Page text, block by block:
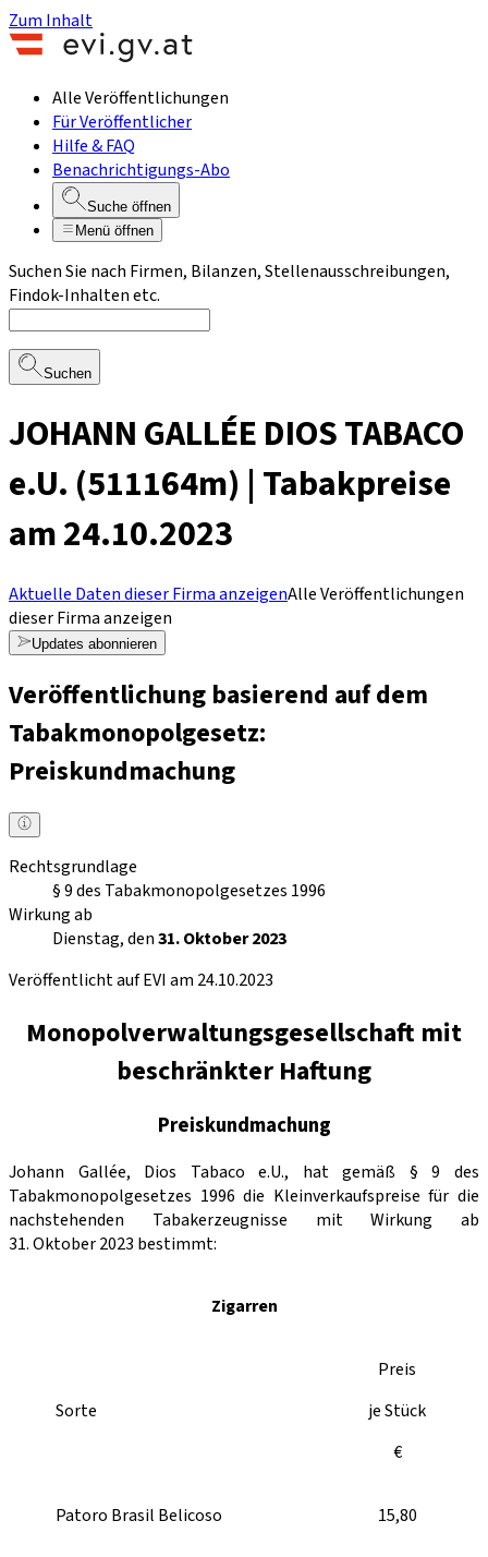
Zum Inhalt
Alle Veröffentlichungen
Für Veröffentlicher
Hilfe & FAQ
Benachrichtigungs-Abo
Suche öffnen
Menü öffnen
Suchen Sie nach Firmen, Bilanzen, Stellenausschreibungen,
Findok-Inhalten etc.
Suchen
JOHANN GALLÉE DIOS TABACO
e.U. (511164m) | Tabakpreise
am 24.10.2023
Aktuelle Daten dieser Firma anzeigenAlle Veröffentlichungen
dieser Firma anzeigen
Updates abonnieren
Veröffentlichung basierend auf dem
Tabakmonopolgesetz:
Preiskundmachung
Rechtsgrundlage
§ 9 des Tabakmonopolgesetzes 1996
Wirkung ab
Dienstag, den31. Oktober 2023
Veröffentlicht auf EVI am 24.10.2023
Monopolverwaltungsgesellschaft mit
beschränkter Haftung
Preiskundmachung
Johann Gallée, Dios Tabaco e.U., hat gemäß § 9 des
Tabakmonopolgesetzes 1996 die Kleinverkaufspreise für die
nachstehenden Tabakerzeugnisse mit Wirkung ab
31. Oktober 2023 bestimmt:
Zigarren
Sorte
Preis
je Stück
€
Patoro Brasil Belicoso 15,80